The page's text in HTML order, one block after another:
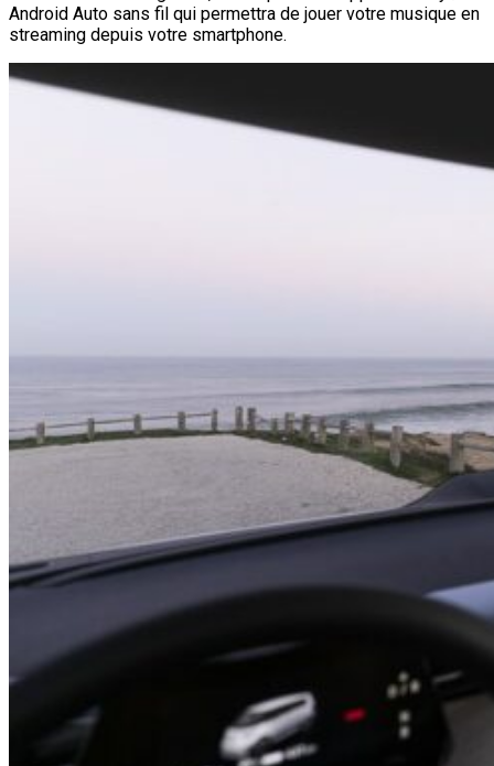
Android Auto sans fil qui permettra de jouer votre musique en
streaming depuis votre smartphone.